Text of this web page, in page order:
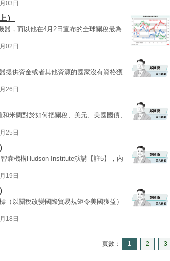
03日
）
器，而以他在4月2日宣布的全球關稅最為
02日
提供資金或者其他資源的國家沒有資格獲
26日
米蘭對於如何把關稅、美元、美國國債、
25日
囊機構Hudson Institute演講【註5】，內
19日
（以關稅改變國際貿易規矩令美國獲益）
18日
頁數： 1 2 3